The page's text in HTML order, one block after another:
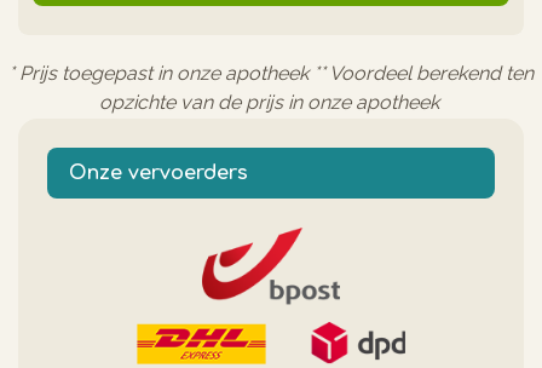
* Prijs toegepast in onze apotheek ** Voordeel berekend ten
opzichte van de prijs in onze apotheek
Onze vervoerders